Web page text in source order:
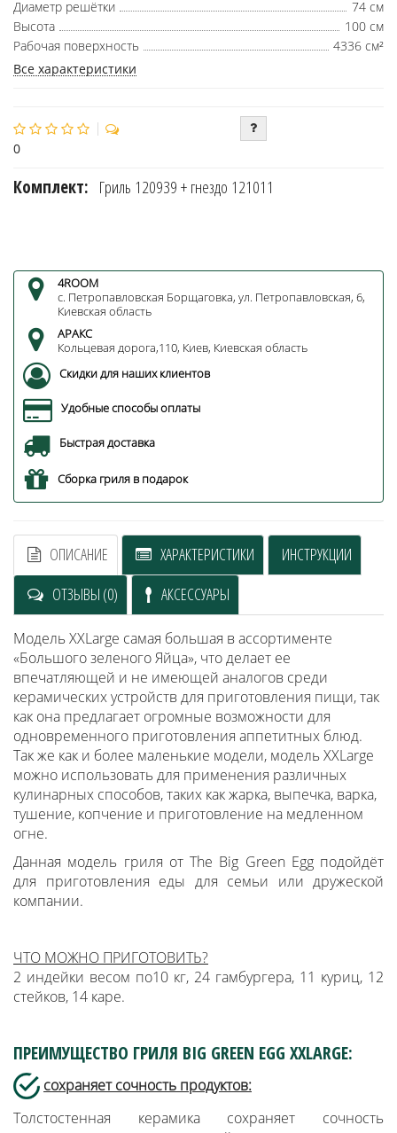
Диаметр решётки
74 см
Высота
100 см
Рабочая поверхность
4336 см²
Все характеристики
0
Комплект: Гриль 120939 + гнездо 121011
4ROOM
с. Петропавловская Борщаговка, ул. Петропавловская, 6,
Киевская область
АРАКС
Кольцевая дорога,110, Киев, Киевская область
Скидки для наших клиентов
Удобные способы оплаты
Быстрая доставка
Сборка гриля в подарок
ОПИСАНИЕ ХАРАКТЕРИСТИКИ
ИНСТРУКЦИИ
ОТЗЫВЫ (0)
АКСЕССУАРЫ
Модель XXLarge самая большая в ассортименте
«Большого зеленого Яйца», что делает ее
впечатляющей и не имеющей аналогов среди
керамических устройств для приготовления пищи, так
как она предлагает огромные возможности для
одновременного приготовления аппетитных блюд.
Так же как и более маленькие модели, модель XXLarge
можно использовать для применения различных
кулинарных способов, таких как жарка, выпечка, варка,
тушение, копчение и приготовление на медленном
огне.
Данная модель гриля от The Big Green Egg подойдёт
для приготовления еды для семьи или дружеской
компании.
ЧТО МОЖНО ПРИГОТОВИТЬ?
2 индейки весом по10 кг, 24 гамбургера, 11 куриц, 12
стейков, 14 каре.
ПРЕИМУЩЕСТВО ГРИЛЯ BIG GREEN EGG XXLARGE:
сохраняет сочность продуктов:
Толстостенная керамика сохраняет сочность